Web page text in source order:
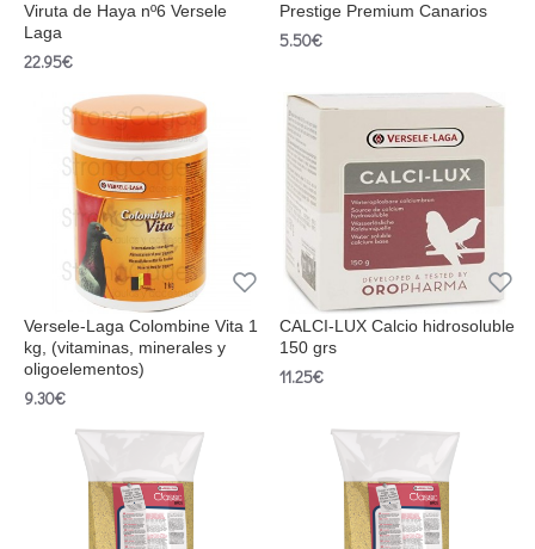
Viruta de Haya nº6 Versele
Laga
22.95€
Prestige Premium Canarios
5.50€
Versele-Laga Colombine Vita 1
kg, (vitaminas, minerales y
oligoelementos)
9.30€
CALCI-LUX Calcio hidrosoluble
150 grs
11.25€